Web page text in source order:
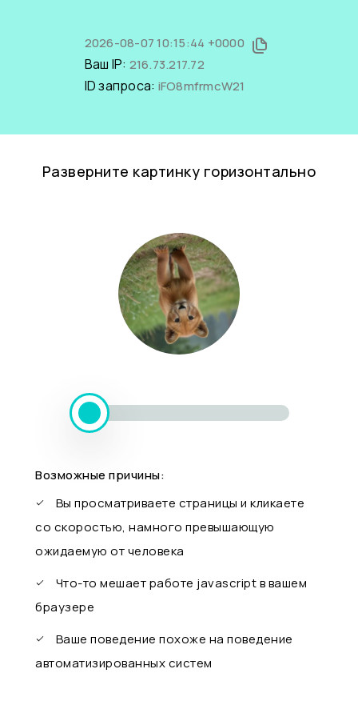
2026-08-07 10:15:44 +0000
Ваш IP: 216.73.217.72
ID запроса: iFO8mfrmcW21
Разверните картинку горизонтально
Возможные причины:
Вы просматриваете страницы и кликаете
со скоростью, намного превышающую
ожидаемую от человека
Что-то мешает работе javascript в вашем
браузере
Ваше поведение похоже на поведение
автоматизированных систем